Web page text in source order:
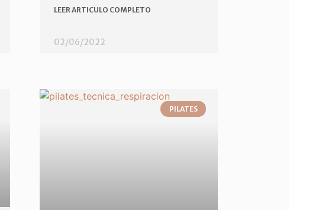
LEER ARTICULO COMPLETO
02/06/2022
PILATES